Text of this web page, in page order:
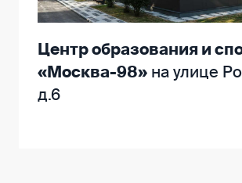
Центр образования и
«Москва-98» на улице
д.6